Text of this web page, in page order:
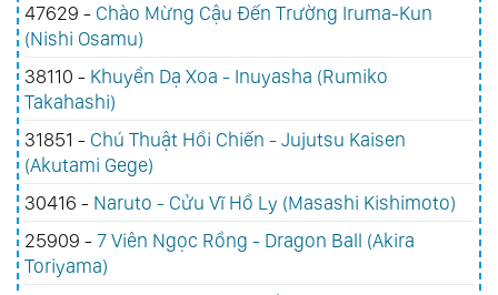
47629 - Chào Mừng Cậu Đến Trường Iruma-Kun
(Nishi Osamu)
38110 - Khuyển Dạ Xoa - Inuyasha (Rumiko
Takahashi)
31851 - Chú Thuật Hồi Chiến - Jujutsu Kaisen
(Akutami Gege)
30416 - Naruto - Cửu Vĩ Hồ Ly (Masashi Kishimoto)
25909 -7 Viên Ngọc Rồng - Dragon Ball (Akira
Toriyama)